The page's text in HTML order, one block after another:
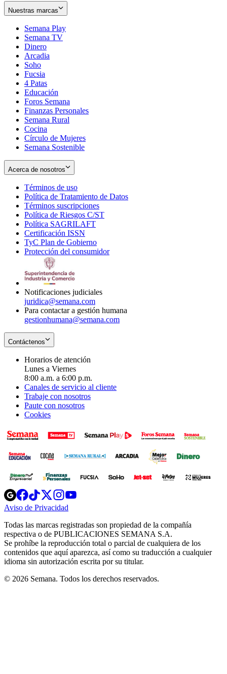
Nuestras marcas
Semana Play
Semana TV
Dinero
Arcadia
Soho
in
new
window
Fucsia
in
new
window
4 Patas
Educación
Foros Semana
Finanzas Personales
Semana Rural
Cocina
Círculo de Mujeres
Semana Sostenible
Acerca de nosotros
Términos de uso
in
new
window
Política de Tratamiento de Datos
Términos suscripciones
in
Política de Riesgos C/ST
Política SAGRILAFT
new
window
Certificación ISSN
in
new
TyC Plan de Gobierno
in
Protección del consumidorOpens
Notificaciones judiciales
juridica@semana.com
Para contactar a gestión humana
gestionhumana@semana.com
Contáctenos
Horarios de atención
Lunes a Viernes
8:00 a.m. a 6:00 p.m.
Canales de servicio al cliente
Trabaje con nosotros
Paute con nosotros
Cookies
Opens
in
new
Opens
in
new
Opens
in
new
window
Opens
new
windowwindow
Aviso de Privacidad
new
window
Todas las marcas registradas son propiedad de la compañía
respectiva o de PUBLICACIONES SEMANA S.A.
Se prohíbe la reproducción total o parcial de cualquiera de los
contenidos que aquí aparezca, así como su traducción a cualquier
idioma sin autorización escrita por su titular.
© 2026 Semana. Todos los derechos reservados.